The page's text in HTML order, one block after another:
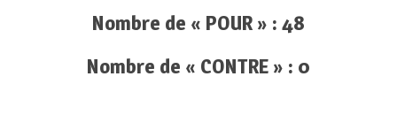
Nombre de « POUR » : 48
Nombre de « CONTRE » : 0